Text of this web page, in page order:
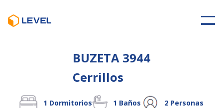
BUZETA 3944
Cerrillos
1 Dormitorios 1 Baños 2 Personas